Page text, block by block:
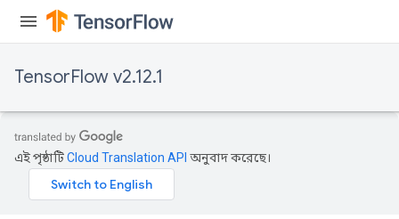
TensorFlow v2.12.1
এই পৃষ্ঠাটিCloud Translation API অনুবাদ করেছে।